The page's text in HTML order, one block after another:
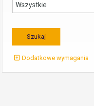
Dodatkowe wymagania